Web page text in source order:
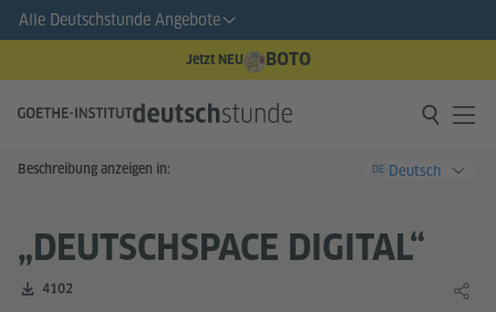
Alle Deutschstunde Angebote
Jetzt NEU BOTO
Beschreibung anzeigen in: DE Deutsch
„DEUTSCHSPACE DIGITAL“
Zahl der Downloads:
4102